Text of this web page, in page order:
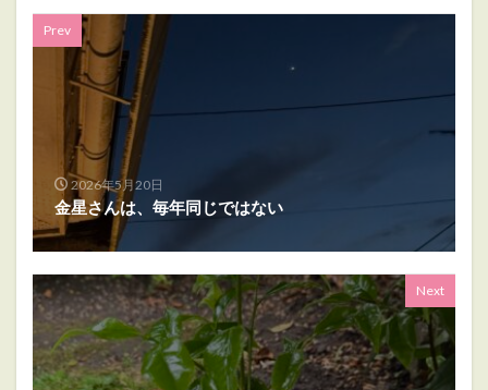
Prev
2026年5月20日
金星さんは、毎年同じではない
Next